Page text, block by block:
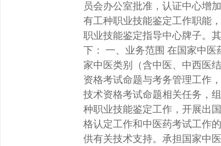
员会办公室批准，认证中心增
有工种职业技能鉴定工作职能
职业技能鉴定指导中心牌子。
下： 一、业务范围 在国家中
家中医类别（含中医、中西医
资格考试命题与考务管理工作
技术资格考试命题相关任务，
种职业技能鉴定工作，开展出
格认定工作和中医药考试工作
供有关技术支持。承担国家中